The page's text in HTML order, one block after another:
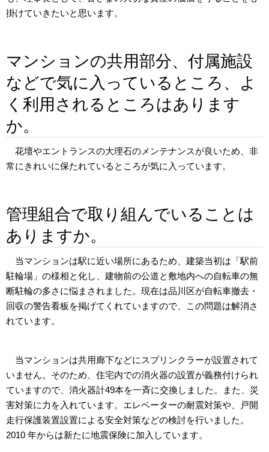
掛けていきたいと思います。
マンションの共用部分、付属施設
などで気に入っているところ、よ
く利用されるところはあります
か。
花壇やエントランスの大理石のメンテナンスが良いため、非
常にきれいに保たれているところが気に入っています。
管理組合で取り組んでいることは
ありますか。
当マンションは駅に近い場所にあるため、建築当初は「駅前
駐輪場」の様相と化し、建物前の公道と敷地内への自転車の無
断駐輪の多さに悩まされました。現在は品川区が自転車撤去・
回収の警告看板を掲げてくれていますので、この問題は解消さ
れています。
当マンションは共用廊下などにスプリンクラーが設置されて
いません。そのため、住宅内での消火器の設置が義務付けられ
ていますので、消火器計49本を一斉に交換しました。また、災
害対策に力を入れています。エレベーターの耐震対策や、戸開
走行保護装置設置による安全対策などの検討を行いました。
2010 年からは新たに地震保険に加入しています。